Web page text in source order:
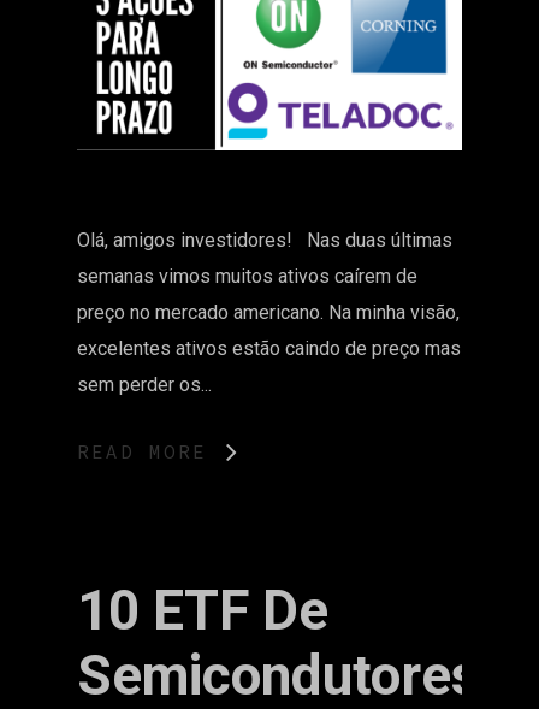
Olá, amigos investidores! Nas duas últimas
semanas vimos muitos ativos caírem de
preço no mercado americano. Na minha visão,
excelentes ativos estão caindo de preço mas
sem perder os...
READ MORE
10 ETF De
Semicondutores